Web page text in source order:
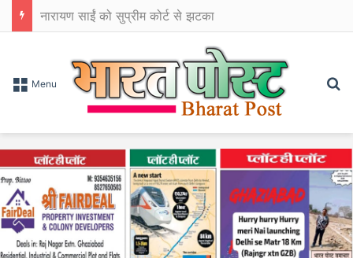
नारायण साईं को सुप्रीम कोर्ट से झटका
Menu